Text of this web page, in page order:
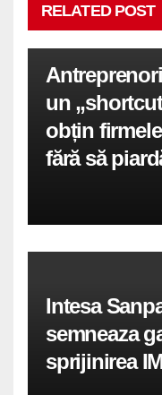
RELATED POST
un
obțin
fără să
Intesa
semneaza
sprijinirea